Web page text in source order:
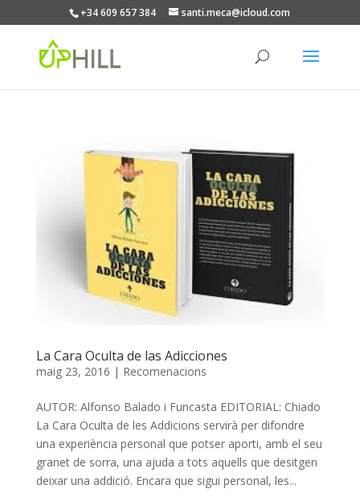
+34 609 657 384 santi.meca@icloud.com
La Cara Oculta de las Adicciones
maig 23, 2016 | Recomenacions
AUTOR: Alfonso Balado i Funcasta EDITORIAL: Chiado
La Cara Oculta de les Addicions servirà per difondre
una experiència personal que potser aporti, amb el seu
granet de sorra, una ajuda a tots aquells que desitgen
deixar una addició. Encara que sigui personal, les...